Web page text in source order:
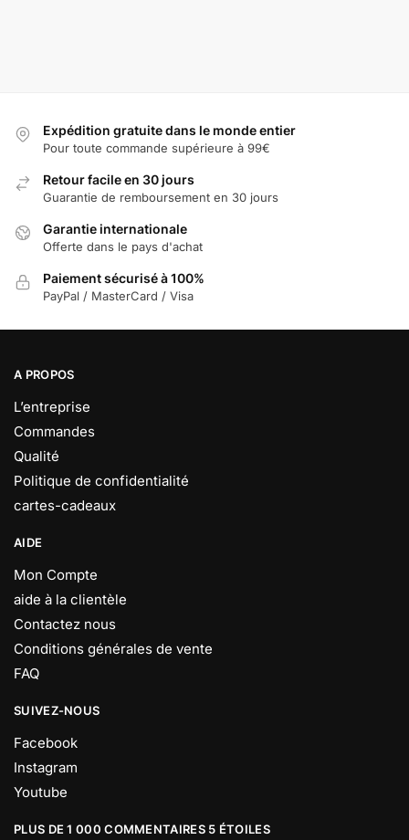
Expédition gratuite dans le monde entier
Pour toute commande supérieure à 99€
Retour facile en 30 jours
Guarantie de remboursement en 30 jours
Garantie internationale
Offerte dans le pays d'achat
Paiement sécurisé à 100%
PayPal / MasterCard / Visa
A PROPOS
L’entreprise
Commandes
Qualité
Politique de confidentialité
cartes-cadeaux
AIDE
Mon Compte
aide à la clientèle
Contactez nous
Conditions générales de vente
FAQ
SUIVEZ-NOUS
Facebook
Instagram
Youtube
PLUS DE 1 000 COMMENTAIRES 5 ÉTOILES